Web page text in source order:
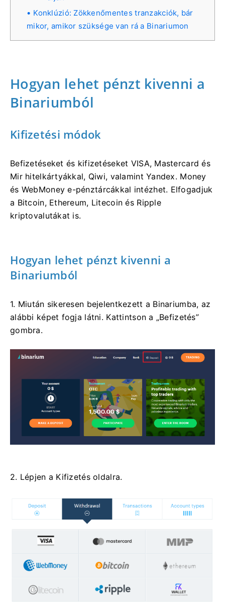
Konklúzió: Zökkenőmentes tranzakciók, bár
mikor, amikor szüksége van rá a Binariumon
Hogyan lehet pénzt kivenni a
Binariumból
Kifizetési módok
Befizetéseket és kifizetéseket VISA, Mastercard és
Mir hitelkártyákkal, Qiwi, valamint Yandex. Money
és WebMoney e-pénztárcákkal intézhet. Elfogadjuk
a Bitcoin, Ethereum, Litecoin és Ripple
kriptovalutákat is.
Hogyan lehet pénzt kivenni a
Binariumból
1. Miután sikeresen bejelentkezett a Binariumba, az
alábbi képet fogja látni. Kattintson a „Befizetés”
gombra.
2. Lépjen a Kifizetés oldalra.